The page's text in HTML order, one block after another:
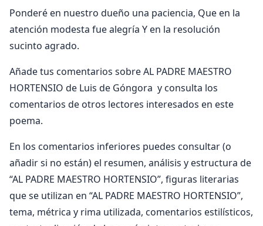
Ponderé en nuestro dueño una paciencia, Que en la
atención modesta fue alegría Y en la resolución
sucinto agrado.
Añade tus comentarios sobre AL PADRE MAESTRO
HORTENSIO de Luis de Góngora y consulta los
comentarios de otros lectores interesados en este
poema.
En los comentarios inferiores puedes consultar (o
añadir si no están) el resumen, análisis y estructura de
“AL PADRE MAESTRO HORTENSIO”, figuras literarias
que se utilizan en “AL PADRE MAESTRO HORTENSIO”,
tema, métrica y rima utilizada, comentarios estilísticos,